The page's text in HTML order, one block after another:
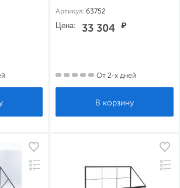
Артикул: 63752
Цена: 33 304 ₽
От 2-х дней